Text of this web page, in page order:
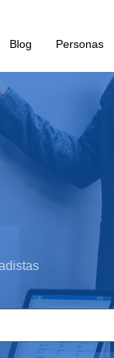
Blog Personas